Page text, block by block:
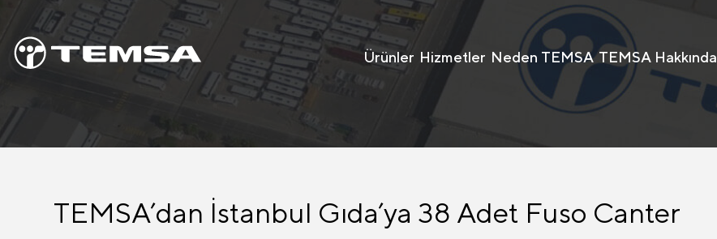
Ürünler Hizmetler Neden TEMSA TEMSA Hakkında
TEMSA’dan İstanbul Gıda’ya 38 Adet Fuso Canter